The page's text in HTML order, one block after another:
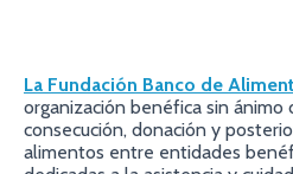
La Fundación Banco de
organización benéfica sin ánimo
consecución, donación y
alimentos entre entidades